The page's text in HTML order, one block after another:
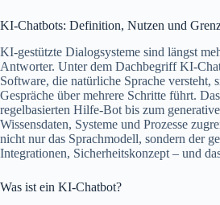
KI-Chatbots: Definition, Nutzen und
KI-gestützte Dialogsysteme sind längst
Antworter. Unter dem Dachbegriff KI-
Software, die natürliche Sprache versteht,
Gespräche über mehrere Schritte führt.
regelbasierten Hilfe-Bot bis zum
Wissensdaten, Systeme und Prozesse
nicht nur das Sprachmodell, sondern der
Integrationen, Sicherheitskonzept – und
Was ist ein KI-Chatbot?